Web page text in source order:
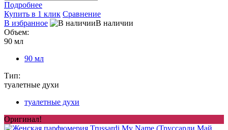
Подробнее
Купить в 1 клик Сравнение
В избранное
В наличии
Объем:
90 мл
90 мл
Тип:
туалетные духи
туалетные духи
Оригинал!